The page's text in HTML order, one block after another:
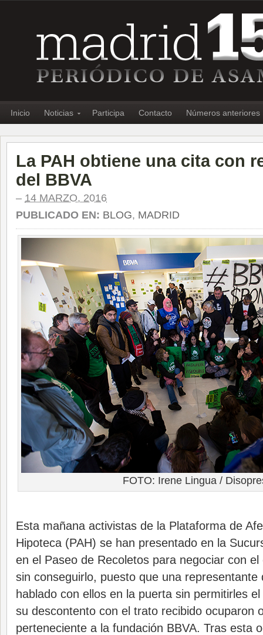
Inicio Noticias Participa Contacto Números anteriores
La PAH obtiene una cita con
del BBVA
– 14 MARZO, 2016
PUBLICADO EN: BLOG, MADRID
FOTO: Irene Lingua /
Esta mañana activistas de la Plataforma de
Hipoteca (PAH) se han presentado en la
en el Paseo de Recoletos para negociar con
sin conseguirlo, puesto que una representante
hablado con ellos en la puerta sin permitirles
su descontento con el trato recibido ocuparon
perteneciente a la fundación BBVA. Tras esta